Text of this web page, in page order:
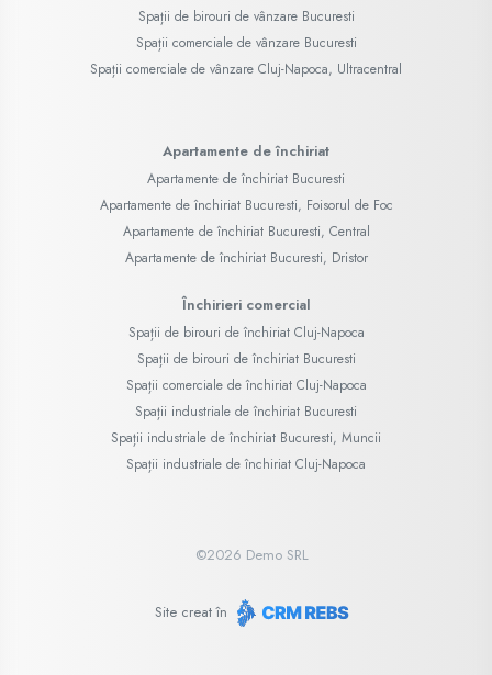
Spații de birouri de vânzare Bucuresti
Spații comerciale de vânzare Bucuresti
Spații comerciale de vânzare Cluj-Napoca, Ultracentral
Apartamente de închiriat
Apartamente de închiriat Bucuresti
Apartamente de închiriat Bucuresti, Foisorul de Foc
Apartamente de închiriat Bucuresti, Central
Apartamente de închiriat Bucuresti, Dristor
Închirieri comercial
Spații de birouri de închiriat Cluj-Napoca
Spații de birouri de închiriat Bucuresti
Spații comerciale de închiriat Cluj-Napoca
Spații industriale de închiriat Bucuresti
Spații industriale de închiriat Bucuresti, Muncii
Spații industriale de închiriat Cluj-Napoca
©2026 Demo SRL
Site creat în